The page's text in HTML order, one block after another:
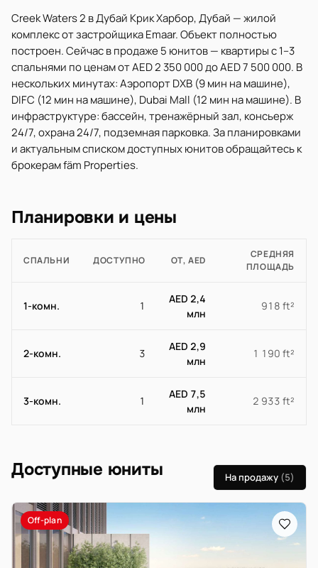
Creek Waters 2 в Дубай Крик Харбор, Дубай — жилой
комплекс от застройщика Emaar. Объект полностью
построен. Сейчас в продаже 5 юнитов — квартиры с 1–3
спальнями по ценам от AED 2 350 000 до AED 7 500 000. В
нескольких минутах: Аэропорт DXB (9 мин на машине),
DIFC (12 мин на машине), Dubai Mall (12 мин на машине). В
инфраструктуре: бассейн, тренажёрный зал, консьерж
24/7, охрана 24/7, подземная парковка. За планировками
и актуальным списком доступных юнитов обращайтесь к
брокерам fäm Properties.
Планировки и цены
СПАЛЬНИ ДОСТУПНО ОТ, AED
СРЕДНЯЯ
ПЛОЩАДЬ
1-комн. 1
AED 2,4
млн
918 ft²
2-комн. 3
AED 2,9
млн
1 190 ft²
3-комн. 1
AED 7,5
млн
2 933 ft²
Доступные юниты На продажу (5)
Off-plan